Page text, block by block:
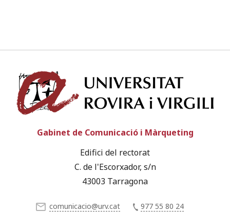
Gabinet de Comunicació i Màrqueting
Edifici del rectorat
C. de l'Escorxador, s/n
43003 Tarragona
comunicacio@urv.cat 977 55 80 24